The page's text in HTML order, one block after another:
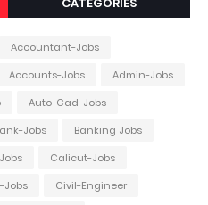
Accountant-Jobs
Accounts-Jobs
Admin-Jobs
Auto-Cad-Jobs
Jobs
Banking Jobs
Calicut-Jobs
Jobs
Civil-Engineer